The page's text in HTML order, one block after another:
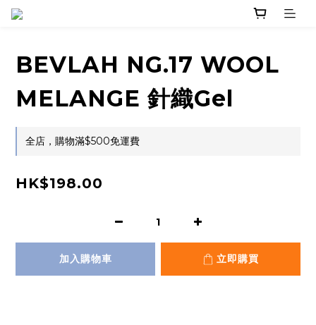
BEVLAH NG.17 WOOL
MELANGE 針織Gel
全店，購物滿$500免運費
HK$198.00
加入購物車 立即購買